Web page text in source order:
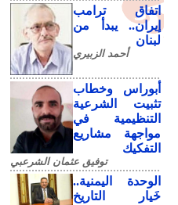
اتفاق ترامب
إيران.. يبدأ من
لبنان
أحمد الزبيري
أبوراس وخطاب
تثبيت الشرعية
التنظيمية في
مواجهة مشاريع
التفكيك
توفيق عثمان الشرعبي
الوحدة اليمنية..
خَيار التاريخ